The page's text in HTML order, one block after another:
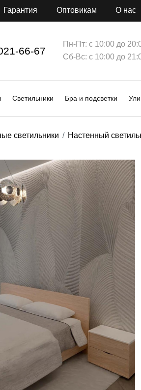
Гарантия Оптовикам О нас
66-67
Пн-Пт: с 10:00 до
Сб-Вс: с 10:00 до
Светильники Бра и подсветки
светильники Настенный